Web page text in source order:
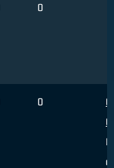
0
0